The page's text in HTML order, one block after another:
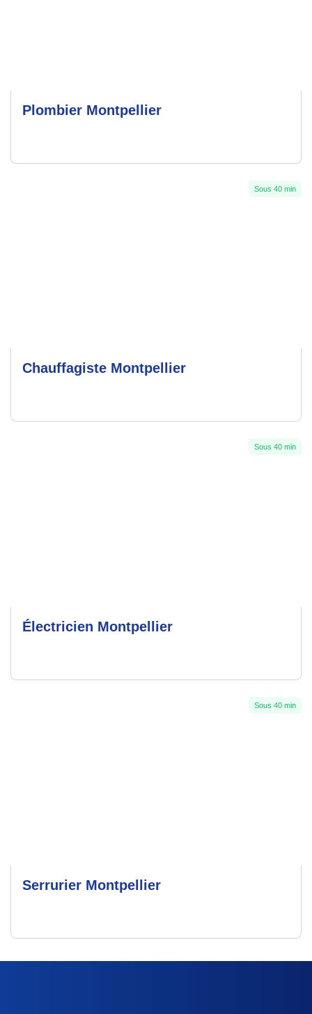
Plombier Montpellier
Sous 40 min
Chauffagiste Montpellier
Sous 40 min
Électricien Montpellier
Sous 40 min
Serrurier Montpellier